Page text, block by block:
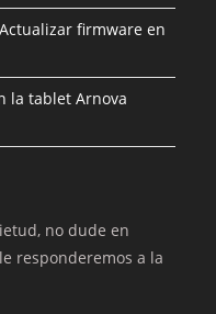
Actualizar firmware en
la tablet Arnova
no dude en
responderemos a la